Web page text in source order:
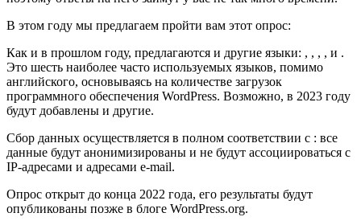
В этом году мы предлагаем пройти вам этот опрос:
Как и в прошлом году, предлагаются и другие языки: , , , , и .
Это шесть наиболее часто используемых языков, помимо
английского, основываясь на количестве загрузок
программного обеспечения WordPress. Возможно, в 2023 году
будут добавлены и другие.
Сбор данных осуществляется в полном соответствии с : все
данные будут анонимизированы и не будут ассоциироваться с
IP-адресами и адресами e-mail.
Опрос открыт до конца 2022 года, его результаты будут
опубликованы позже в блоге WordPress.org.